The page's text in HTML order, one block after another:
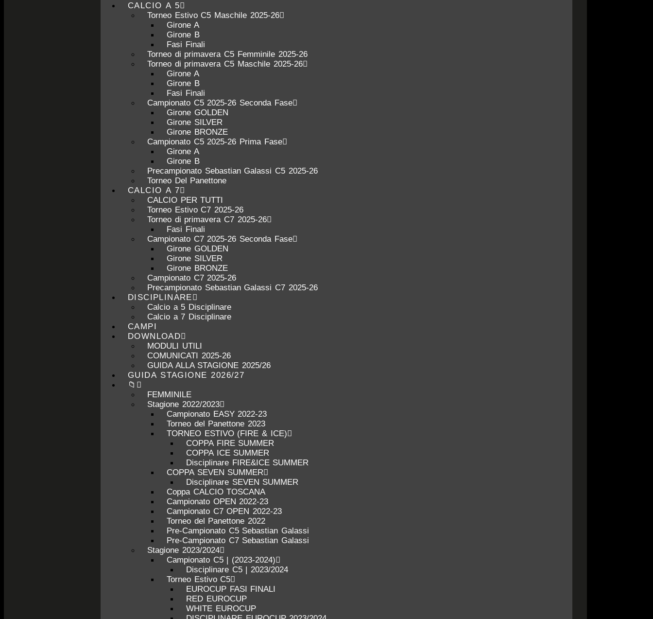
CALCIO A 5
Torneo Estivo C5 Maschile 2025-26
Girone A
Girone B
Fasi Finali
Torneo di primavera C5 Femminile 2025-26
Torneo di primavera C5 Maschile 2025-26
Girone A
Girone B
Fasi Finali
Campionato C5 2025-26 Seconda Fase
Girone GOLDEN
Girone SILVER
Girone BRONZE
Campionato C5 2025-26 Prima Fase
Girone A
Girone B
Precampionato Sebastian Galassi C5 2025-26
Torneo Del Panettone
CALCIO A 7
CALCIO PER TUTTI
Torneo Estivo C7 2025-26
Torneo di primavera C7 2025-26
Fasi Finali
Campionato C7 2025-26 Seconda Fase
Girone GOLDEN
Girone SILVER
Girone BRONZE
Campionato C7 2025-26
Precampionato Sebastian Galassi C7 2025-26
DISCIPLINARE
Calcio a 5 Disciplinare
Calcio a 7 Disciplinare
CAMPI
DOWNLOAD
MODULI UTILI
COMUNICATI 2025-26
GUIDA ALLA STAGIONE 2025/26
GUIDA STAGIONE 2026/27
📁
FEMMINILE
Stagione 2022/2023
Campionato EASY 2022-23
Torneo del Panettone 2023
TORNEO ESTIVO (FIRE & ICE)
COPPA FIRE SUMMER
COPPA ICE SUMMER
Disciplinare FIRE&ICE SUMMER
COPPA SEVEN SUMMER
Disciplinare SEVEN SUMMER
Coppa CALCIO TOSCANA
Campionato OPEN 2022-23
Campionato C7 OPEN 2022-23
Torneo del Panettone 2022
Pre-Campionato C5 Sebastian Galassi
Pre-Campionato C7 Sebastian Galassi
Stagione 2023/2024
Campionato C5 | (2023-2024)
Disciplinare C5 | 2023/2024
Torneo Estivo C5
EUROCUP FASI FINALI
RED EUROCUP
WHITE EUROCUP